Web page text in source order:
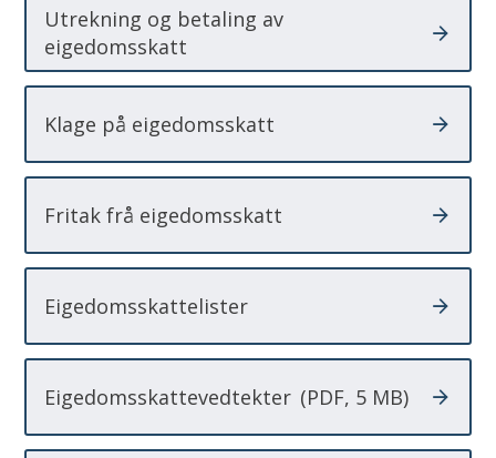
Utrekning og betaling av
eigedomsskatt
Klage på eigedomsskatt
Fritak frå eigedomsskatt
Eigedomsskattelister
Eigedomsskattevedtekter (PDF, 5 MB)